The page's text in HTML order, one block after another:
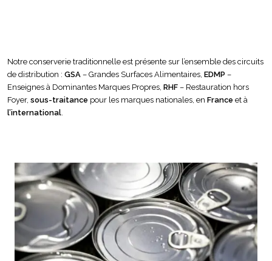
Notre conserverie traditionnelle est présente sur l’ensemble des circuits
de distribution : GSA – Grandes Surfaces Alimentaires, EDMP –
Enseignes à Dominantes Marques Propres, RHF – Restauration hors
Foyer, sous-traitance pour les marques nationales, en France et à
l’international.